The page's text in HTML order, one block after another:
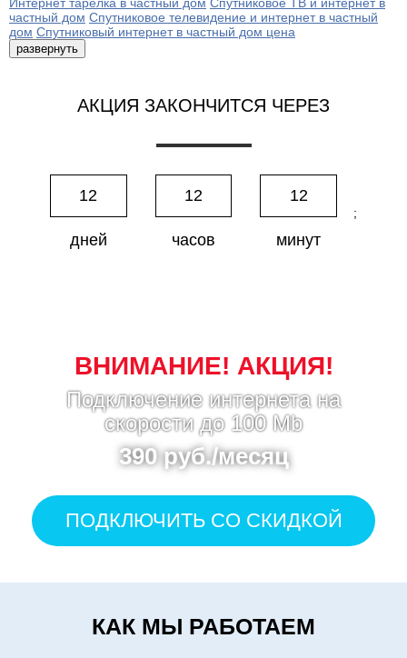
частный дом Спутниковое телевидение и интернет в частный
дом Спутниковый интернет в частный дом цена
развернуть
АКЦИЯ ЗАКОНЧИТСЯ ЧЕРЕЗ
12
дней
12
часов
12
минут
;
ВНИМАНИЕ! АКЦИЯ!
Подключение интернета на
скорости до 100 Mb
390 руб./месяц
ПОДКЛЮЧИТЬ СО СКИДКОЙ
КАК МЫ РАБОТАЕМ